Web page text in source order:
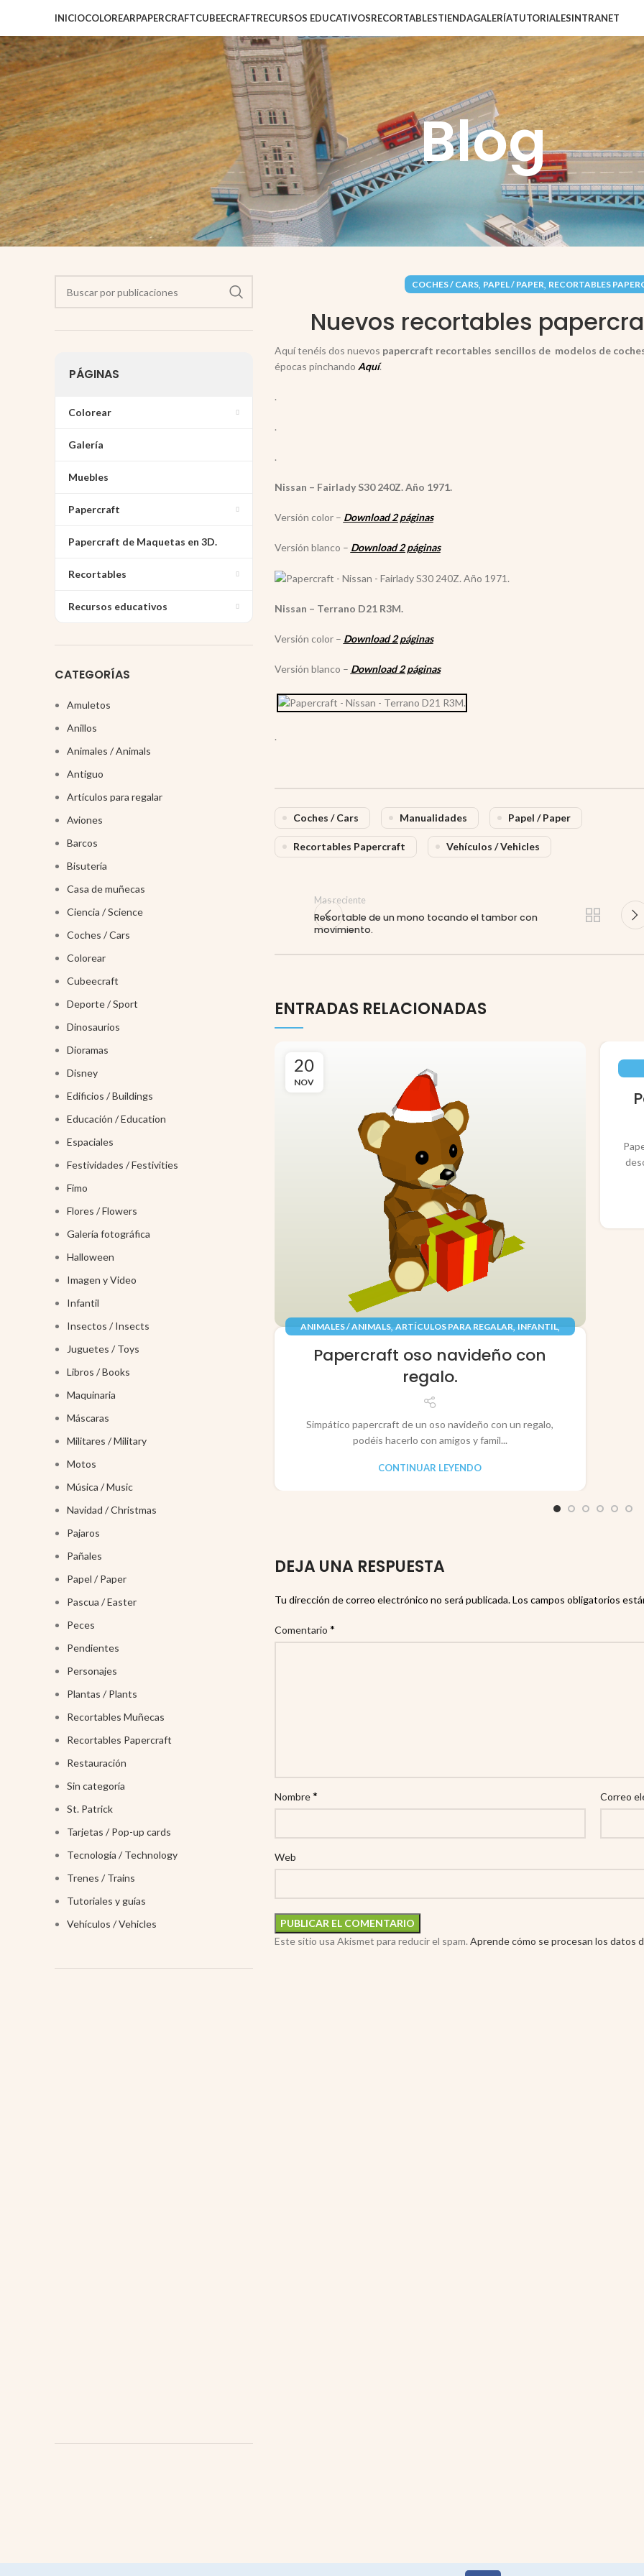
INICIOCOLOREARPAPERCRAFTCUBEECRAFTRECURSOS EDUCATIVOSRECORTABLESTIENDAGALERÍATUTORIALESINTRANET
Blog
COCHES / CARS, PAPEL / PAPER, RECORTABLES
Nuevos recortables
Aquí tenéis dos nuevos papercraft recortables sencillos de modelos de
épocas pinchando Aquí.
.
.
.
Nissan – Fairlady S30 240Z. Año 1971.
Versión color – Download 2 páginas
Versión blanco – Download 2 páginas
Nissan – Terrano D21 R3M.
Versión color – Download 2 páginas
Versión blanco – Download 2 páginas
.
Coches / Cars Manualidades Papel / Paper
Recortables Papercraft Vehículos / Vehicles
Mas reciente
Recortable de un mono tocando el tambor con
movimiento.
ENTRADAS RELACIONADAS
20
NOV
ANIMALES / ANIMALS, ARTÍCULOS PARA REGALAR, INFANTIL,
Papercraft oso navideño con
regalo.
Simpático papercraft de un oso navideño con un regalo,
podéis hacerlo con amigos y famil...
CONTINUAR LEYENDO
DEJA UNA RESPUESTA
Tu dirección de correo electrónico no será publicada. Los campos obligatorios
Comentario *
Nombre* Correo
Web
Este sitio usa Akismet para reducir el spam. Aprende cómo se procesan los datos
PÁGINAS
Colorear
Galería
Muebles
Papercraft
Papercraft de Maquetas en 3D.
Recortables
Recursos educativos
CATEGORÍAS
Amuletos
Anillos
Animales / Animals
Antiguo
Artículos para regalar
Aviones
Barcos
Bisutería
Casa de muñecas
Ciencia / Science
Coches / Cars
Colorear
Cubeecraft
Deporte / Sport
Dinosaurios
Dioramas
Disney
Edificios / Buildings
Educación / Education
Espaciales
Festividades / Festivities
Fimo
Flores / Flowers
Galería fotográfica
Halloween
Imagen y Video
Infantil
Insectos / Insects
Juguetes / Toys
Libros / Books
Maquinaria
Máscaras
Militares / Military
Motos
Música / Music
Navidad / Christmas
Pajaros
Pañales
Papel / Paper
Pascua / Easter
Peces
Pendientes
Personajes
Plantas / Plants
Recortables Muñecas
Recortables Papercraft
Restauración
Sin categoría
St. Patrick
Tarjetas / Pop-up cards
Tecnología / Technology
Trenes / Trains
Tutoriales y guías
Vehículos / Vehicles